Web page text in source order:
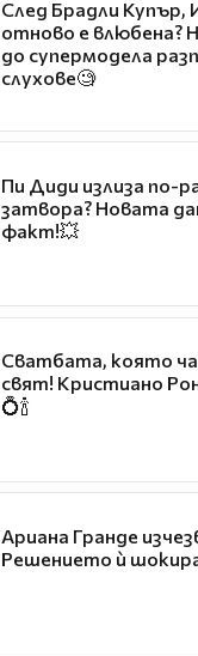
След Брадли Купър,
отново е влюбена?
до супермодела
слухове🧐
Пи Диди излиза по-
затвора? Новата
факт!💥
Сватбата, която
свят! Кристиано
💍🍾
Ариана Гранде
Решението ѝ